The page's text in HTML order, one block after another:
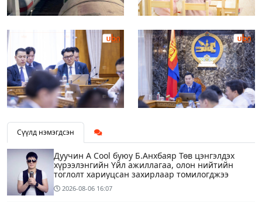
Сүүлд нэмэгдсэн
Дуучин A Cool буюу Б.Анхбаяр Төв цэнгэлдэх
хүрээлэнгийн Үйл ажиллагаа, олон нийтийн
тоглолт хариуцсан захирлаар томилогджээ
2026-08-06 16:07